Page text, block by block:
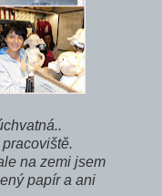
na zemi jsem
papír a ani